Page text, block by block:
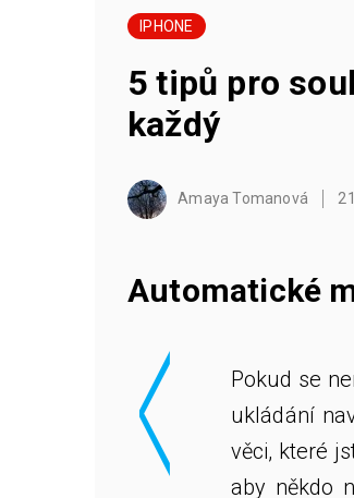
IPHONE
5 tipů pro
každý
Amaya Tomanová
<
Automatické
Pokud se
ukládání
věci, které
aby někdo